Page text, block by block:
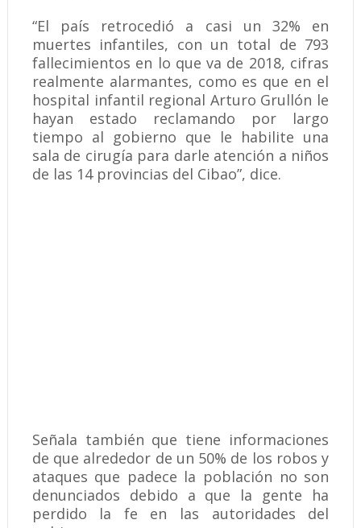
“El país retrocedió a casi un 32% en
muertes infantiles, con un total de 793
fallecimientos en lo que va de 2018, cifras
realmente alarmantes, como es que en el
hospital infantil regional Arturo Grullón le
hayan estado reclamando por largo
tiempo al gobierno que le habilite una
sala de cirugía para darle atención a niños
de las 14 provincias del Cibao”, dice.
Señala también que tiene informaciones
de que alrededor de un 50% de los robos y
ataques que padece la población no son
denunciados debido a que la gente ha
perdido la fe en las autoridades del